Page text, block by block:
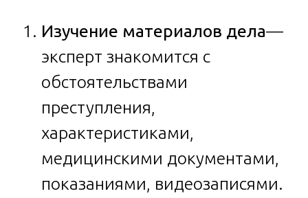
Изучение материалов дела—
эксперт знакомится с
обстоятельствами
преступления,
характеристиками,
медицинскими документами,
показаниями, видеозаписями.